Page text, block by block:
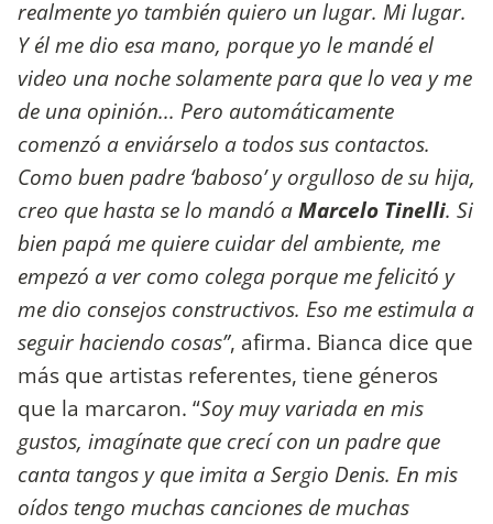
realmente yo también quiero un lugar. Mi lugar.
Y él me dio esa mano, porque yo le mandé el
video una noche solamente para que lo vea y me
de una opinión... Pero automáticamente
comenzó a enviárselo a todos sus contactos.
Como buen padre ‘baboso’ y orgulloso de su hija,
creo que hasta se lo mandó aMarcelo Tinelli. Si
bien papá me quiere cuidar del ambiente, me
empezó a ver como colega porque me felicitó y
me dio consejos constructivos. Eso me estimula a
seguir haciendo cosas”, afirma. Bianca dice que
más que artistas referentes, tiene géneros
que la marcaron. “Soy muy variada en mis
gustos, imagínate que crecí con un padre que
canta tangos y que imita a Sergio Denis. En mis
oídos tengo muchas canciones de muchas